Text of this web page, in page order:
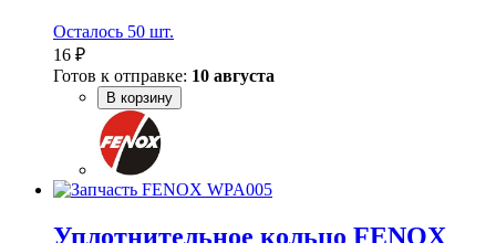
Осталось 50 шт.
16 ₽
Готов к отправке: 10 августа
В корзину
Уплотнительное кольцо FENOX